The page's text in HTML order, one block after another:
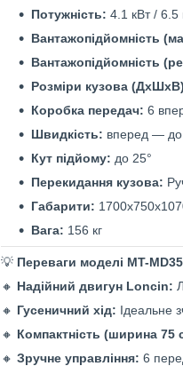
Потужність: 4.1 кВт / 6.5
Вантажопідйомність
Вантажопідйомність
Розміри кузова
Коробка передач: 6
Швидкість: вперед — до
Кут підйому: до 25°
Перекидання кузова:
Габарити:
Вага: 156 кг
💡 Переваги моделі MT-
🔸 Надійний двигун Loncin:
🔸 Гусеничний хід: Ідеальне
🔸 Компактність (ширина 75
🔸 Зручне управління: 6